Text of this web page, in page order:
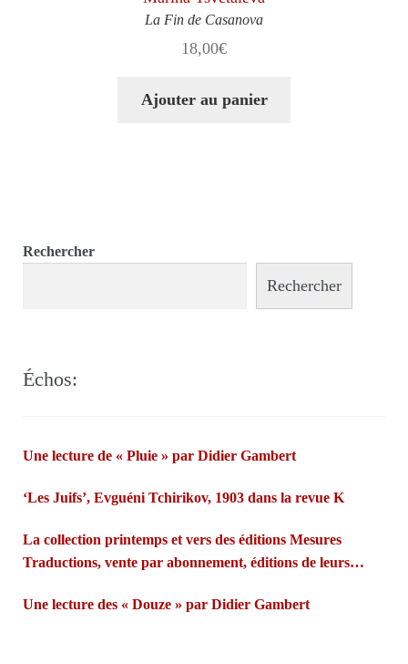
La Fin de Casanova
18,00€
Ajouter au panier
Rechercher
Rechercher
Échos:
Une lecture de « Pluie » par Didier Gambert
‘Les Juifs’, Evguéni Tchirikov, 1903 dans la revue K
La collection printemps et vers des éditions Mesures
Traductions, vente par abonnement, éditions de leurs
misent sur les fées bretonnes et la confiance des lecteurs.
Une lecture des « Douze » par Didier Gambert